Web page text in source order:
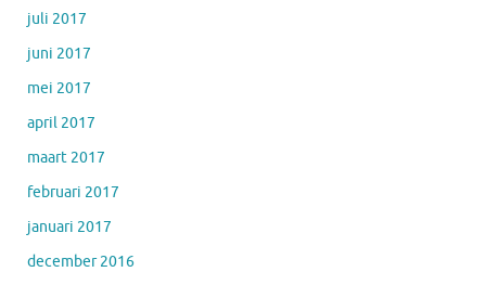
juli 2017
juni 2017
mei 2017
april 2017
maart 2017
februari 2017
januari 2017
december 2016